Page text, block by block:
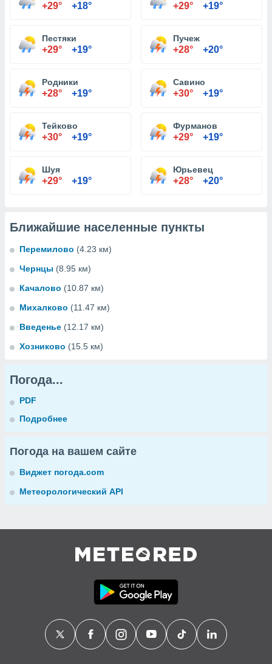
+29° +18° +29° +19°
Пестяки
+29° +19°
Пучеж
+28° +20°
Родники
+28° +19°
Савино
+30° +19°
Тейково
+30° +19°
Фурманов
+29° +19°
Шуя
+29° +19°
Юрьевец
+28° +20°
Ближайшие населенные пункты
Перемилово (4.23 км)
Чернцы (8.95 км)
Качалово (10.87 км)
Михалково (11.47 км)
Введенье (12.17 км)
Хозниково (15.5 км)
Погода...
PDF
Подробнее
Погода на вашем сайте
Виджет погода.com
Метеорологический API